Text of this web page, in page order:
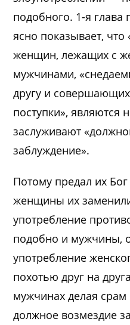
подобного. 1-я
ясно показывает, что
женщин, лежащих с
мужчинами,
другу и
поступки», являются
заслуживают
заблуждение».
Потому предал их
женщины их
употребление
подобно и мужчины,
употребление
похотью друг на
мужчинах делая
должное возмездие